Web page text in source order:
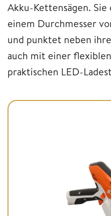
Akku-Kettensägen.
einem Durchmesser
und punktet neben
auch mit einer
praktischen LED-